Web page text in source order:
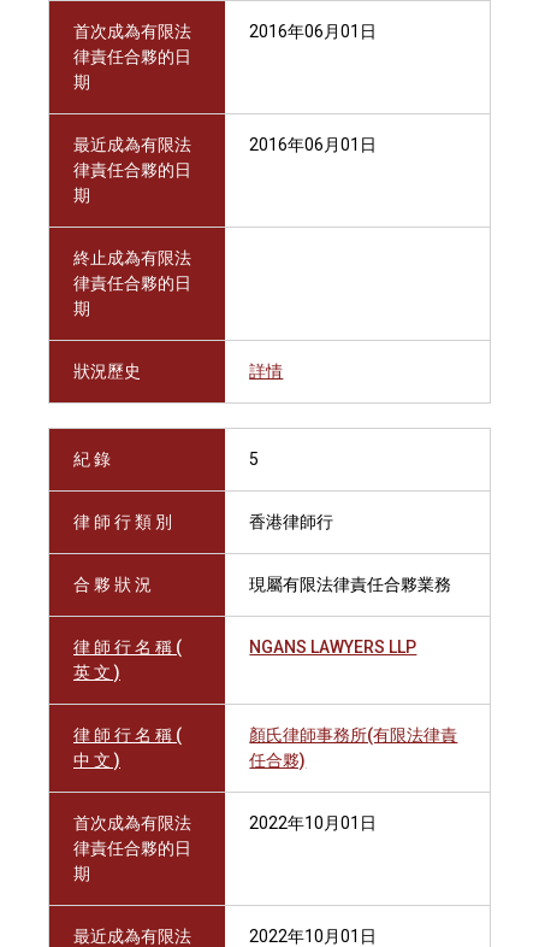
首次成為有限法
律責任合夥的日
期
2016年06月01日
最近成為有限法
律責任合夥的日
期
2016年06月01日
終止成為有限法
律責任合夥的日
期
狀況歷史 詳情
紀 錄 5
律 師 行 類 別 香港律師行
合 夥 狀 況 現屬有限法律責任合夥業務
律 師 行 名 稱 (
英 文 )
NGANS LAWYERS LLP
律 師 行 名 稱 (
中 文 )
顏氏律師事務所(有限法律責
任合夥)
首次成為有限法
律責任合夥的日
期
2022年10月01日
最近成為有限法
2022年10月01日